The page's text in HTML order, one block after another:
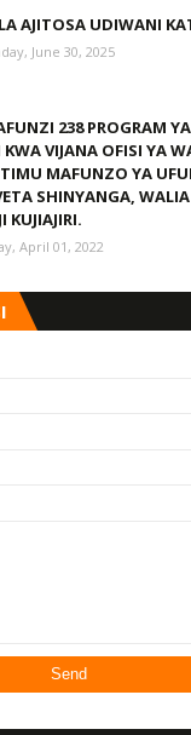
AJITOSA UDIWANI
June 30, 2025
238 PROGRAM
KWA VIJANA OFISI YA
MAFUNZO YA
SHINYANGA,
KUJIAJIRI.
April 01, 2022